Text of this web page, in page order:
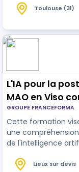
maîtrisez les
Entrée en vigueur de la NIS 2
en place de la NIS2
Toulouse (31)
L'IA pour la
MAO en Viso
GROUPE FRANCEFORMA
Cette formation
une
de l'intelligence
Lieux sur devis